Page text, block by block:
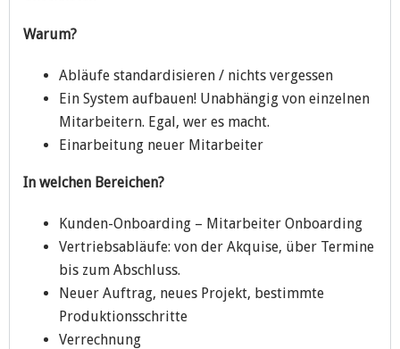
Warum?
Abläufe standardisieren / nichts vergessen
Ein System aufbauen! Unabhängig von einzelnen
Mitarbeitern. Egal, wer es macht.
Einarbeitung neuer Mitarbeiter
In welchen Bereichen?
Kunden-Onboarding – Mitarbeiter Onboarding
Vertriebsabläufe: von der Akquise, über Termine
bis zum Abschluss.
Neuer Auftrag, neues Projekt, bestimmte
Produktionsschritte
Verrechnung